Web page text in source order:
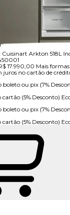
Arkton 518L
17.990,00 Mais
juros no cartão de
boleto ou pix (7%
cartão (5% Desconto)
boleto ou pix (7%
cartão (5% Desconto)